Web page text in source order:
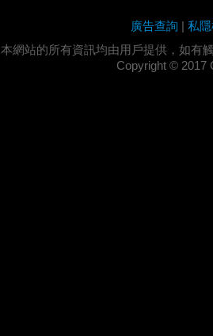
廣告查詢 | 私
本網站的所有資訊均由用戶提供，如有
Copyright © 2017